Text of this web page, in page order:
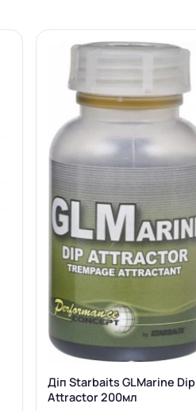
Діп Starbaits GLMarine Dip
Attractor 200мл